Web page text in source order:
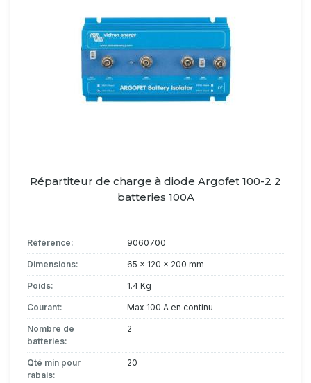
Répartiteur de charge à diode Argofet 100-2 2
batteries 100A
Référence: 9060700
Dimensions: 65 x 120 x 200 mm
Poids: 1.4 Kg
Courant: Max 100 A en continu
Nombre de
batteries:
2
Qté min pour
rabais:
20